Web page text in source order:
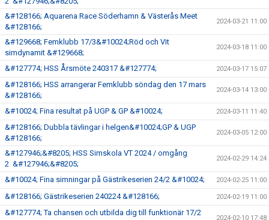
&#128166; Aquarena Race Söderhamn & Västerås Meet
&#128166;
2024-03-21 11:00
&#129668; Femklubb 17/3&#10024;Röd och Vit
simdynamit &#129668;
2024-03-18 11:00
&#127774; HSS Årsmöte 240317 &#127774; 2024-03-17 15:07
&#128166; HSS arrangerar Femklubb söndag den 17 mars
&#128166;
2024-03-14 13:00
&#10024; Fina resultat på UGP & GP &#10024; 2024-03-11 11:40
&#128166; Dubbla tävlingar i helgen&#10024;GP & UGP
&#128166;
2024-03-05 12:00
&#127946;&#8205; HSS Simskola VT 2024 / omgång
2 &#127946;&#8205;
2024-02-29 14:24
&#10024; Fina simningar på Gästrikeserien 24/2 &#10024; 2024-02-25 11:00
&#128166; Gästrikeserien 240224 &#128166; 2024-02-19 11:00
&#127774; Ta chansen och utbilda dig till funktionär 17/2
2024-02-10 17:48